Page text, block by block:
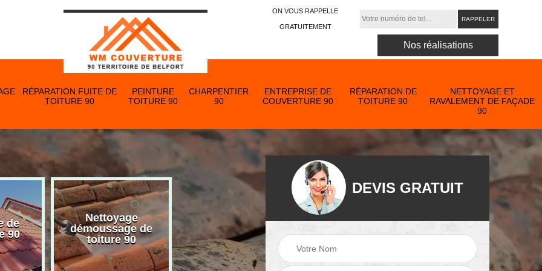
ON VOUS RAPPELLE
GRATUITEMENT
Nos réalisations
RÉPARATION FUITE DE
TOITURE 90
PEINTURE
TOITURE 90
CHARPENTIER
90
ENTREPRISE DE
COUVERTURE 90
RÉPARATION DE
TOITURE 90
NETTOYAGE ET
RAVALEMENT DE FAÇADE
90
de
90
Nettoyage
démoussage de
toiture 90
Nettoyage et pose
de gouttière 90
Peinture toiture 90
DEVIS GRATUIT